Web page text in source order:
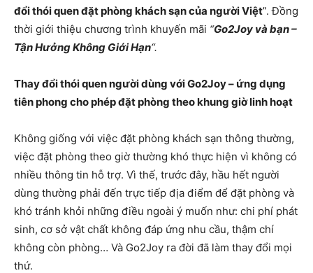
đổi thói quen đặt phòng khách sạn của người Việt”. Đồng
thời giới thiệu chương trình khuyến mãi “Go2Joy và bạn –
Tận Hưởng Không Giới Hạn“.
Thay đổi thói quen người dùng với Go2Joy – ứng dụng
tiên phong cho phép đặt phòng theo khung giờ linh hoạt
Không giống với việc đặt phòng khách sạn thông thường,
việc đặt phòng theo giờ thường khó thực hiện vì không có
nhiều thông tin hỗ trợ. Vì thế, trước đây, hầu hết người
dùng thường phải đến trực tiếp địa điểm để đặt phòng và
khó tránh khỏi những điều ngoài ý muốn như: chi phí phát
sinh, cơ sở vật chất không đáp ứng nhu cầu, thậm chí
không còn phòng… Và Go2Joy ra đời đã làm thay đổi mọi
thứ.